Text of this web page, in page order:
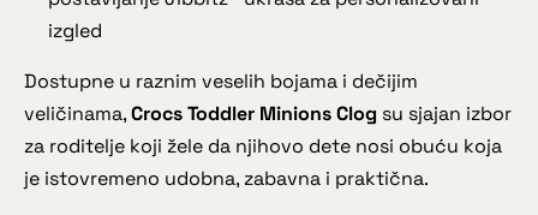
izgled
Dostupne u raznim veselih bojama i dečijim
veličinama,Crocs Toddler Minions Clog su sjajan izbor
za roditelje koji žele da njihovo dete nosi obuću koja
je istovremeno udobna, zabavna i praktična.